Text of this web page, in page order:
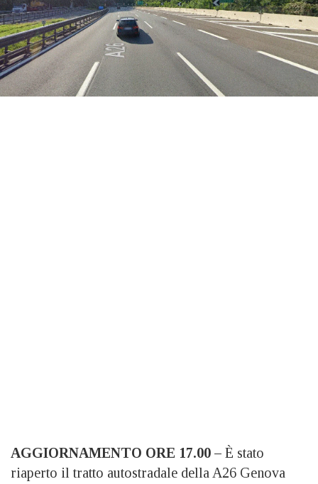
AGGIORNAMENTO ORE 17.00 – È stato
riaperto il tratto autostradale della A26 Genova